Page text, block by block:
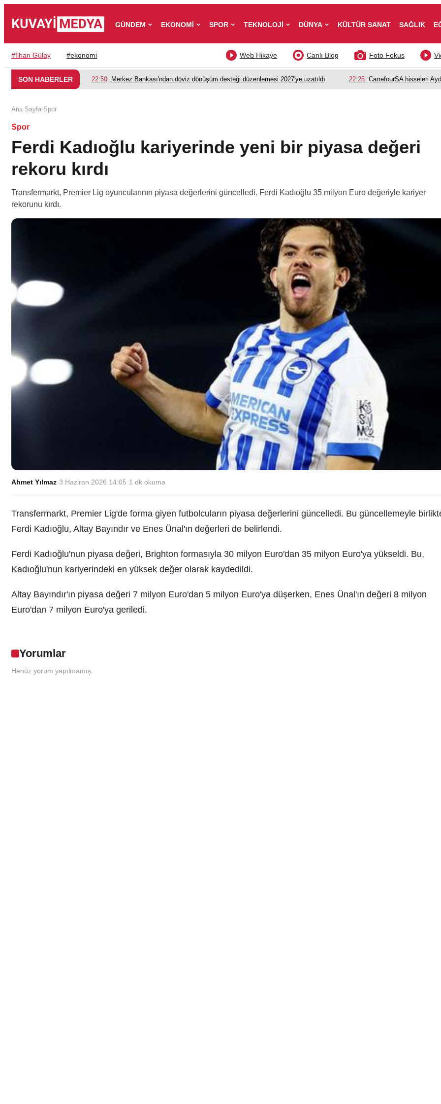
GÜNDEM EKONOMİ SPOR TEKNOLOJİ DÜNYA KÜLTÜR SANAT SAĞLIK
#İlhan Gülay #ekonomi Foto Fokus
Canlı Blog
Web Hikaye
SON HABERLER 22:50 Merkez Bankası'ndan döviz dönüşüm desteği düzenlemesi 2027'ye uzatıldı 22:25 CarrefourSA hisseleri
Ana Sayfa›Spor
Spor
Ferdi Kadıoğlu kariyerinde yeni bir piyasa değeri
rekoru kırdı
Transfermarkt, Premier Lig oyuncularının piyasa değerlerini güncelledi. Ferdi Kadıoğlu 35 milyon Euro değeriyle kariyer
rekorunu kırdı.
Ahmet Yılmaz·3 Haziran 2026 14:05 · 1 dk okuma
Transfermarkt, Premier Lig'de forma giyen futbolcuların piyasa değerlerini güncelledi. Bu güncellemeyle
Ferdi Kadıoğlu, Altay Bayındır ve Enes Ünal'ın değerleri de belirlendi.
Ferdi Kadıoğlu'nun piyasa değeri, Brighton formasıyla 30 milyon Euro'dan 35 milyon Euro'ya yükseldi. Bu,
Kadıoğlu'nun kariyerindeki en yüksek değer olarak kaydedildi.
Altay Bayındır'ın piyasa değeri 7 milyon Euro'dan 5 milyon Euro'ya düşerken, Enes Ünal'ın değeri 8 milyon
Euro'dan 7 milyon Euro'ya geriledi.
Yorumlar
Henüz yorum yapılmamış.